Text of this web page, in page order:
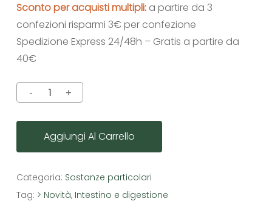
Sconto per acquisti multipli: a partire da 3
confezioni risparmi 3€ per confezione
Spedizione Express 24/48h – Gratis a partire da
40€
Aggiungi Al Carrello
Categoria: Sostanze particolari
Tag: > Novità, Intestino e digestione